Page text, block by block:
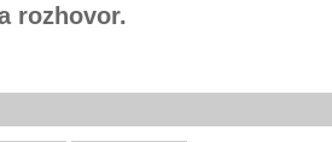
rozhovor.